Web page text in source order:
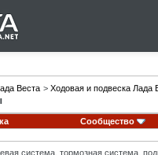
Веста > Ходовая и подвеска Лада
Сообщество
система, тормозная система,